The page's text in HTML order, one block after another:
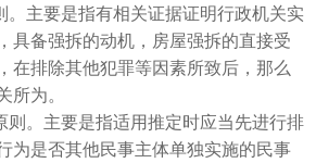
。主要是指有相关证据证明行政机关实
具备强拆的动机，房屋强拆的直接受
在排除其他犯罪等因素所致后，那么
为。
则。主要是指适用推定时应当先进行排
为是否其他民事主体单独实施的民事